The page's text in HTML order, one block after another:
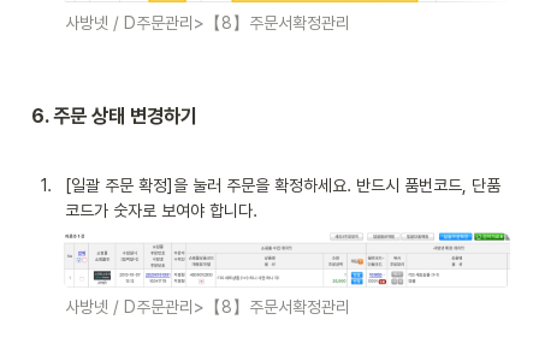
사방넷 / D주문관리>【8】주문서확정관리
6. 주문 상태 변경하기
1.
[일괄 주문 확정]을 눌러 주문을 확정하세요. 반드시 품번코드, 단품
코드가 숫자로 보여야 합니다.
사방넷 / D주문관리>【8】주문서확정관리